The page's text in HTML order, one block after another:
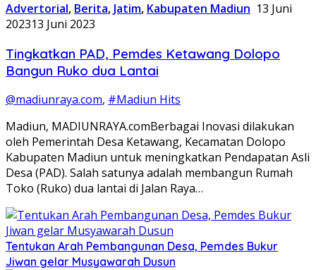
Advertorial, Berita, Jatim, Kabupaten Madiun 13 Juni
202313 Juni 2023
Tingkatkan PAD, Pemdes Ketawang Dolopo
Bangun Ruko dua Lantai
@madiunraya.com, #Madiun Hits
Madiun, MADIUNRAYA.comBerbagai Inovasi dilakukan
oleh Pemerintah Desa Ketawang, Kecamatan Dolopo
Kabupaten Madiun untuk meningkatkan Pendapatan Asli
Desa (PAD). Salah satunya adalah membangun Rumah
Toko (Ruko) dua lantai di Jalan Raya…
Tentukan Arah Pembangunan Desa, Pemdes Bukur
Jiwan gelar Musyawarah Dusun